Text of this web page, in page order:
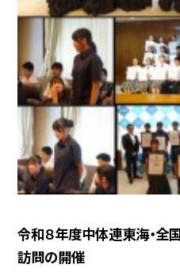
令和８年度中体連東海・全
訪問の開催